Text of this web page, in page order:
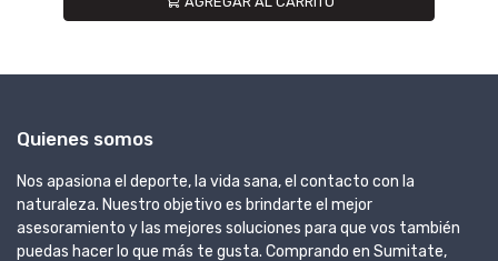
Quienes somos
Nos apasiona el deporte, la vida sana, el contacto con la
naturaleza. Nuestro objetivo es brindarte el mejor
asesoramiento y las mejores soluciones para que vos también
puedas hacer lo que más te gusta. Comprando en Sumitate,